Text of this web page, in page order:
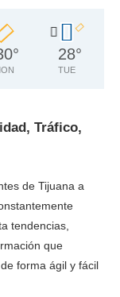
° 28°
TUE
Tráfico,
de Tijuana a
tendencias,
que
forma ágil y fácil